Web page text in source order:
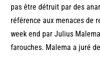
pas être détruit par des
référence aux menaces de
week end par Julius
farouches. Malema a juré